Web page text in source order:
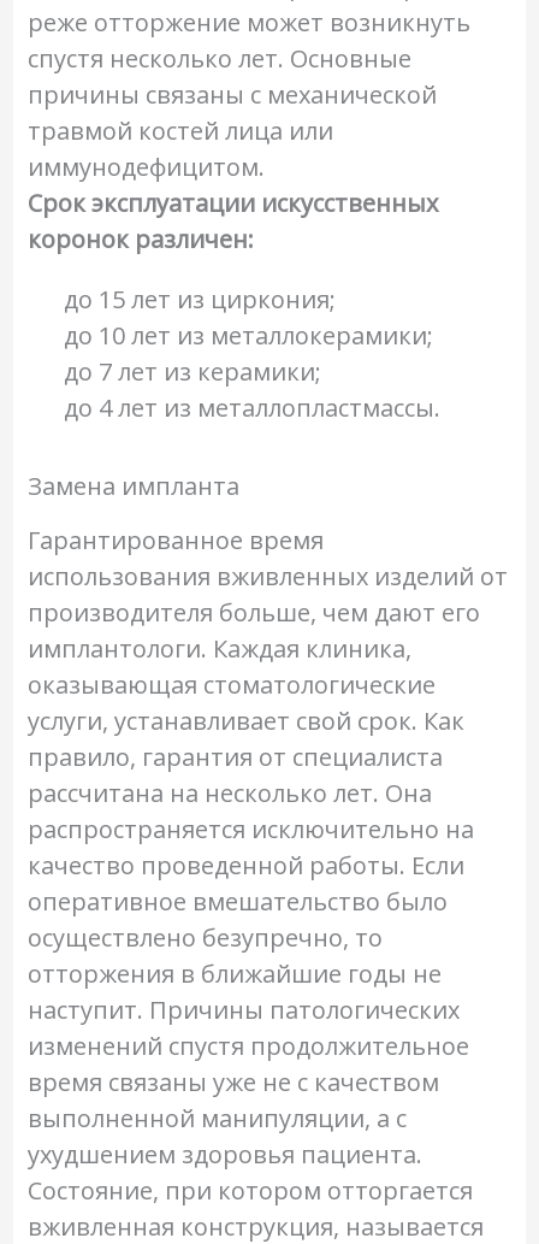
реже отторжение может возникнуть
спустя несколько лет. Основные
причины связаны с механической
травмой костей лица или
иммунодефицитом.
Срок эксплуатации искусственных
коронок различен:
до 15 лет из циркония;
до 10 лет из металлокерамики;
до 7 лет из керамики;
до 4 лет из металлопластмассы.
Замена импланта
Гарантированное время
использования вживленных изделий от
производителя больше, чем дают его
имплантологи. Каждая клиника,
оказывающая стоматологические
услуги, устанавливает свой срок. Как
правило, гарантия от специалиста
рассчитана на несколько лет. Она
распространяется исключительно на
качество проведенной работы. Если
оперативное вмешательство было
осуществлено безупречно, то
отторжения в ближайшие годы не
наступит. Причины патологических
изменений спустя продолжительное
время связаны уже не с качеством
выполненной манипуляции, а с
ухудшением здоровья пациента.
Состояние, при котором отторгается
вживленная конструкция, называется